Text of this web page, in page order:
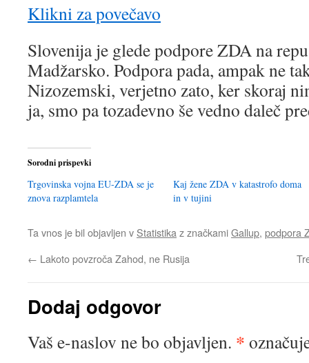
Klikni za povečavo
Slovenija je glede podpore ZDA na
Madžarsko. Podpora pada, ampak ne
Nizozemski, verjetno zato, ker skoraj
ja, smo pa tozadevno še vedno daleč
Sorodni prispevki
Trgovinska vojna EU-ZDA se je
znova razplamtela
Kaj žene ZDA v katastrofo doma
in v tujini
Ta vnos je bil objavljen v Statistika z značkamiGallup, podpora
← Lakoto povzroča Zahod, ne Rusija
Dodaj odgovor
Vaš e-naslov ne bo objavljen. *